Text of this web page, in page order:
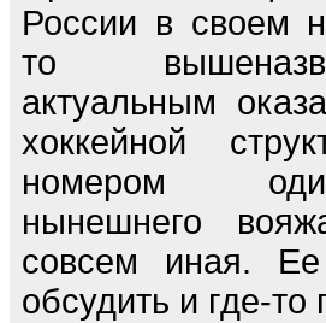
России в своем
то
актуальным
хоккейной
номером
нынешнего
совсем иная.
обсудить и где-то